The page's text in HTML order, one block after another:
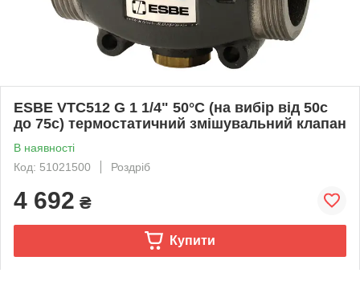
ESBE VTC512 G 1 1/4" 50°C (на вибір від 50с
до 75с) термостатичний змішувальний клапан
В наявності
Код: 51021500
Роздріб
4 692 ₴
Купити